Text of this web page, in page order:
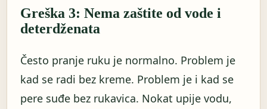
Greška 3: Nema zaštite od vode i
deterdženata
Često pranje ruku je normalno. Problem je
kad se radi bez kreme. Problem je i kad se
pere suđe bez rukavica. Nokat upije vodu,